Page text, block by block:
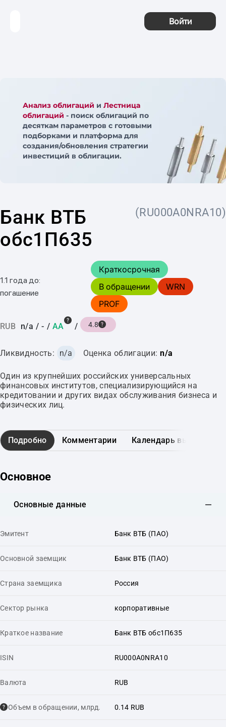
Войти
Анализ облигаций и Лестница
облигаций - поиск облигаций по
десяткам параметров с готовыми
подборками и платформа для
создания/обновления стратегии
инвестиций в облигации.
Банк ВТБ
обс1П635
(RU000A0NRA10)
1.1 года до:
погашение
Краткосрочная
В обращении
WRN
PROF
RUB n/a / - / AA / 4.8
Ликвидность: n/a Оценка облигации: n/a
Один из крупнейших российских универсальных
финансовых институтов, специализирующийся на
кредитовании и других видах обслуживания бизнеса и
физических лиц.
Подробно Комментарии Календарь выплат
Основное
Основные данные
Эмитент Банк ВТБ (ПАО)
Основной заемщик Банк ВТБ (ПАО)
Страна заемщика Россия
Сектор рынка корпоративные
Краткое название Банк ВТБ обс1П635
ISIN RU000A0NRA10
Валюта RUB
Объем в обращении, млрд. 0.14 RUB